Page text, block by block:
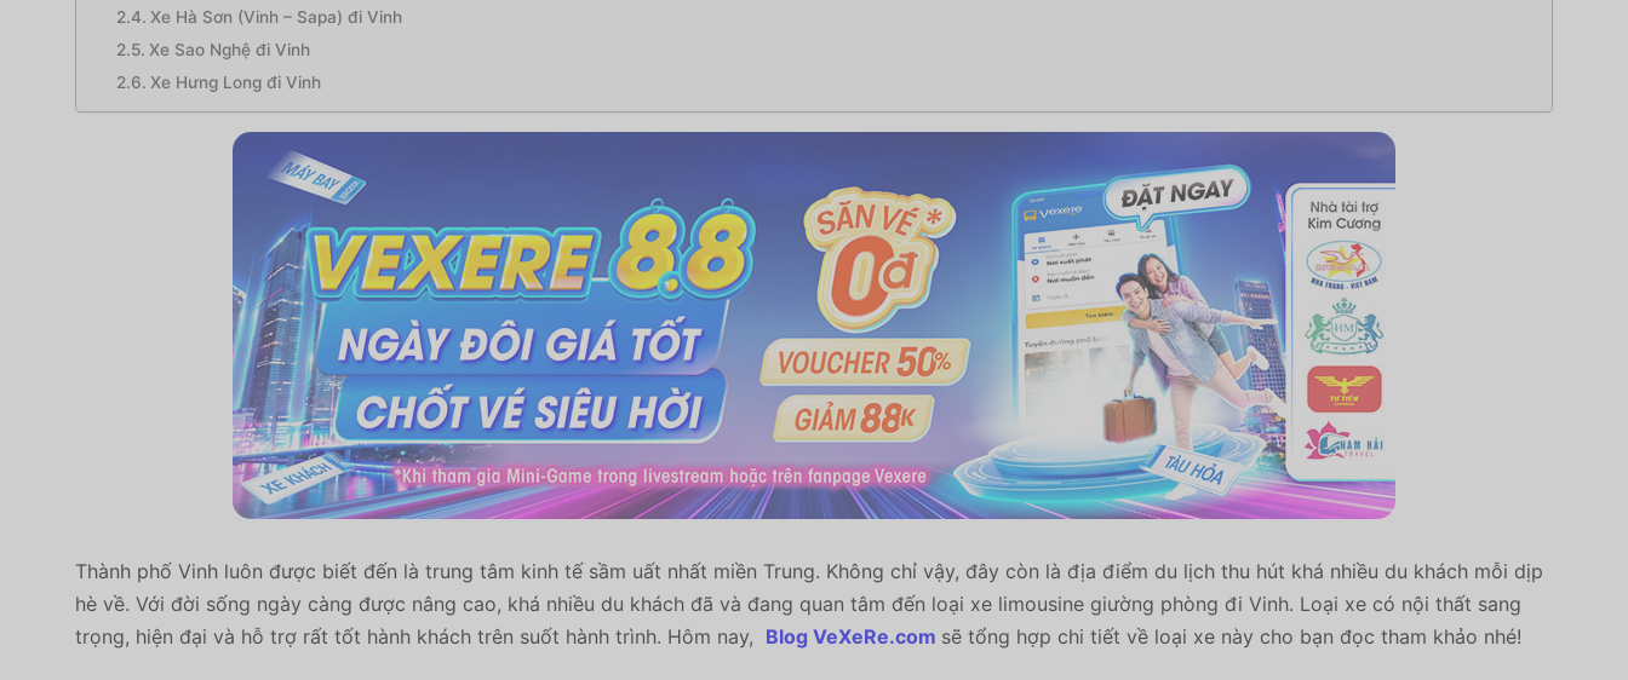
Xe Hà Sơn (Vinh – Sapa) đi Vinh
Xe Sao Nghệ đi Vinh
Xe Hưng Long đi Vinh
Thành phố Vinh luôn được biết đến là trung tâm kinh tế sầm uất nhất miền Trung. Không chỉ vậy, đây còn là địa điểm du lịch thu hút khá nhiều du khách mỗi dịp
hè về. Với đời sống ngày càng được nâng cao, khá nhiều du khách đã và đang quan tâm đến loại xe limousine giường phòng đi Vinh. Loại xe có nội thất sang
trọng, hiện đại và hỗ trợ rất tốt hành khách trên suốt hành trình. Hôm nay, Blog VeXeRe.com sẽ tổng hợp chi tiết về loại xe này cho bạn đọc tham khảo nhé!